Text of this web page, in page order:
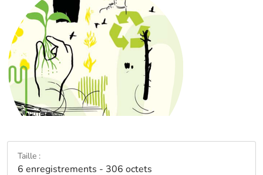
Taille :
6 enregistrements - 306 octets